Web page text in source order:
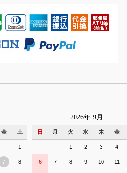
金 土
1
7 8
2026年 9月
日 月 火 水 木 金
1 2 3 4
6 7 8 9 10 11